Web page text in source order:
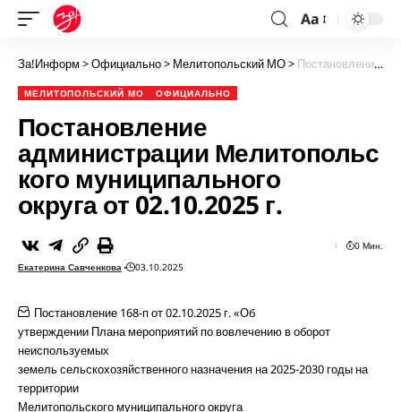
Aa
За!Информ >Официально> Мелитопольский МО> Постановление администрации Мелитопольского муниципального округа от 02.10.2025 г.
МЕЛИТОПОЛЬСКИЙ МО ОФИЦИАЛЬНО
Постановление
администрации Мелитопольс
кого муниципального
округа от 02.10.2025 г.
Екатерина Савченкова 03.10.2025
0 Мин.
Постановление 168-п от 02.10.2025 г. «Об
утверждении Плана мероприятий по вовлечению в оборот
неиспользуемых
земель сельскохозяйственного назначения на 2025-2030 годы на
территории
Мелитопольского муниципального округа